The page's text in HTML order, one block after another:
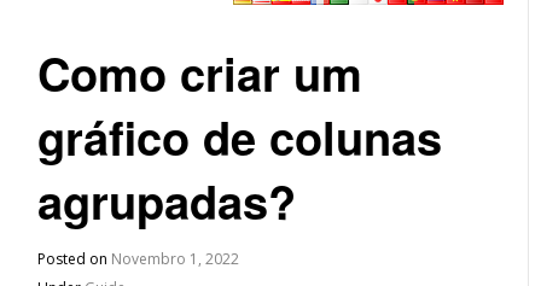
Como criar um
gráfico de colunas
agrupadas?
Posted on Novembro 1, 2022